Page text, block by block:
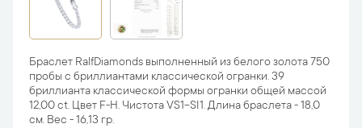
Браслет RalfDiamonds выполненный из белого золота 750
пробы с бриллиантами классической огранки. 39
бриллианта классической формы огранки общей массой
12,00 ct. Цвет F-H. Чистота VS1-SI1. Длина браслета - 18,0
см. Вес - 16,13 гр.